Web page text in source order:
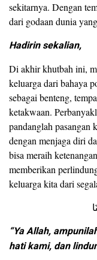
sekitarnya. Dengan
dari godaan dunia
Hadirin sekalian,
Di akhir khutbah ini,
keluarga dari bahaya
sebagai benteng,
ketakwaan.
pandanglah pasangan
dengan menjaga diri
bisa meraih
memberikan
keluarga kita dari
“Ya Allah,
hati kami, dan